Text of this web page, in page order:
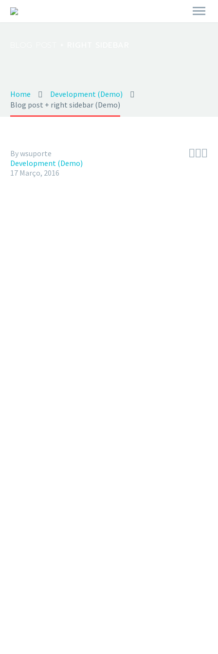
Home
Development (Demo)
Blog post + right sidebar (Demo)

By wsuporte
Development (Demo)
17 Março, 2016